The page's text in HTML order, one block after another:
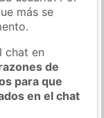
más se
chat en
de
para que
en el chat